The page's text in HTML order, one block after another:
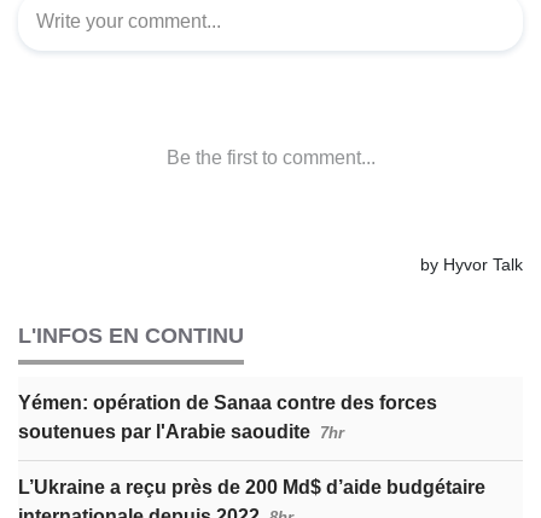
L'INFOS EN CONTINU
Yémen: opération de Sanaa contre des forces
soutenues par l'Arabie saoudite 7hr
L’Ukraine a reçu près de 200 Md$ d’aide budgétaire